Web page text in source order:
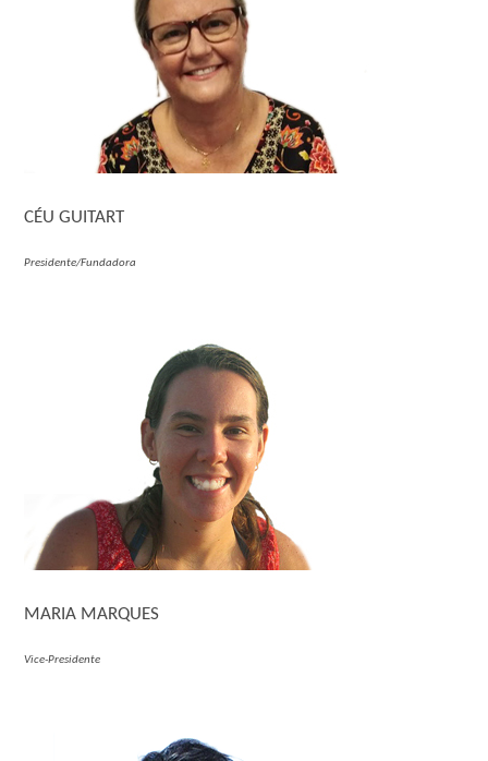
CÉU GUITART
Presidente/Fundadora ​
MARIA MARQUES
Vice-Presidente